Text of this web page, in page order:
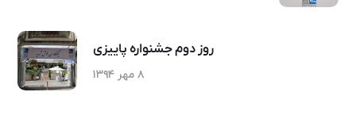
روز دوم جشنواره پاییزی
۸ مهر ۱۳۹۴